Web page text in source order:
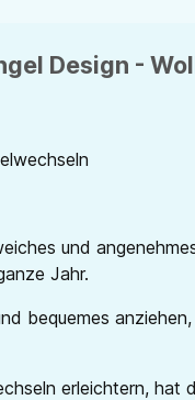
Design -
und
Jahr.
bequemes
erleichtern, hat